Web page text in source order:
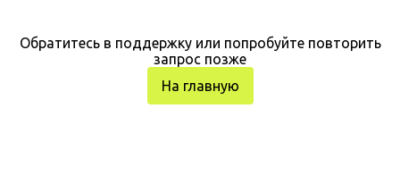
Обратитесь в поддержку или попробуйте повторить
запрос позже
На главную